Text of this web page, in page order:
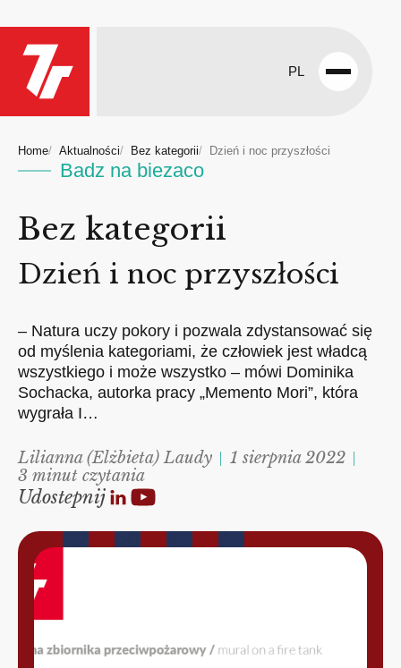
PL
Open
Home Aktualności Bez kategorii Dzień i noc przyszłości
Badz na biezaco
Bez kategorii
Dzień i noc przyszłości
– Natura uczy pokory i pozwala zdystansować się
od myślenia kategoriami, że człowiek jest władcą
wszystkiego i może wszystko – mówi Dominika
Sochacka, autorka pracy „Memento Mori”, która
wygrała I…
Lilianna (Elżbieta) Laudy
1 sierpnia 2022
3 minut czytania
Udostepnij